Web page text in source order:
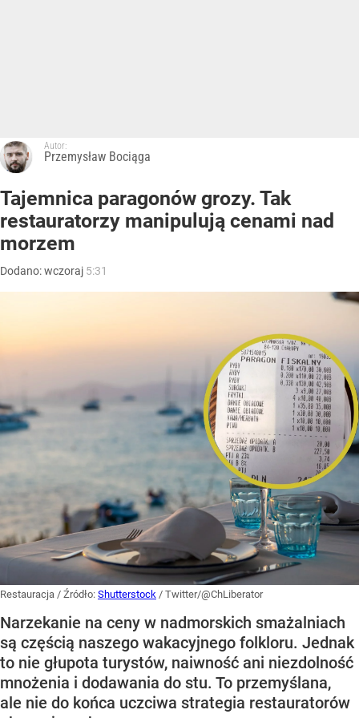
Autor:
Przemysław Bociąga
Tajemnica paragonów grozy. Tak
restauratorzy manipulują cenami nad
morzem
Dodano:wczoraj 5:31
Restauracja / Źródło: Shutterstock / Twitter/@ChLiberator
Narzekanie na ceny w nadmorskich smażalniach
są częścią naszego wakacyjnego folkloru. Jednak
to nie głupota turystów, naiwność ani niezdolność
mnożenia i dodawania do stu. To przemyślana,
ale nie do końca uczciwa strategia restauratorów